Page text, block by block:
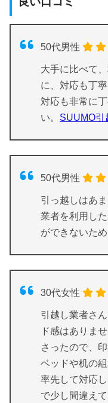
合計
50代男性
大手に比べて
に、対応も丁
対応も非常に
い。 SUUMO引
50代男性
引っ越しはあ
業者を利用し
ができないため
30代女性
引越し業者さ
ド感はありま
さったので、
ベッドや机の
率先して対応
で少し間違え